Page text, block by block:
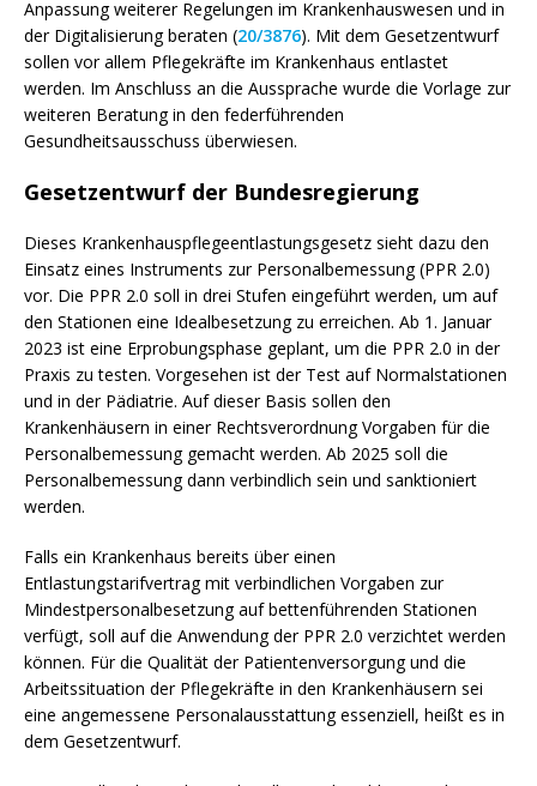
Anpassung weiterer Regelungen im Krankenhauswesen und in
der Digitalisierung beraten (20/3876). Mit dem Gesetzentwurf
sollen vor allem Pflegekräfte im Krankenhaus entlastet
werden. Im Anschluss an die Aussprache wurde die Vorlage zur
weiteren Beratung in den federführenden
Gesundheitsausschuss überwiesen.
Gesetzentwurf der Bundesregierung
Dieses Krankenhauspflegeentlastungsgesetz sieht dazu den
Einsatz eines Instruments zur Personalbemessung (PPR 2.0)
vor. Die PPR 2.0 soll in drei Stufen eingeführt werden, um auf
den Stationen eine Idealbesetzung zu erreichen. Ab 1. Januar
2023 ist eine Erprobungsphase geplant, um die PPR 2.0 in der
Praxis zu testen. Vorgesehen ist der Test auf Normalstationen
und in der Pädiatrie. Auf dieser Basis sollen den
Krankenhäusern in einer Rechtsverordnung Vorgaben für die
Personalbemessung gemacht werden. Ab 2025 soll die
Personalbemessung dann verbindlich sein und sanktioniert
werden.
Falls ein Krankenhaus bereits über einen
Entlastungstarifvertrag mit verbindlichen Vorgaben zur
Mindestpersonalbesetzung auf bettenführenden Stationen
verfügt, soll auf die Anwendung der PPR 2.0 verzichtet werden
können. Für die Qualität der Patientenversorgung und die
Arbeitssituation der Pflegekräfte in den Krankenhäusern sei
eine angemessene Personalausstattung essenziell, heißt es in
dem Gesetzentwurf.